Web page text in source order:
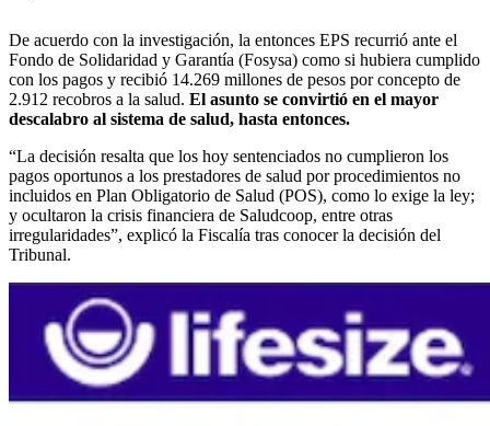
De acuerdo con la investigación, la entonces EPS recurrió ante el
Fondo de Solidaridad y Garantía (Fosysa) como si hubiera cumplido
con los pagos y recibió 14.269 millones de pesos por concepto de
2.912 recobros a la salud. El asunto se convirtió en el mayor
descalabro al sistema de salud, hasta entonces.
“La decisión resalta que los hoy sentenciados no cumplieron los
pagos oportunos a los prestadores de salud por procedimientos no
incluidos en Plan Obligatorio de Salud (POS), como lo exige la ley;
y ocultaron la crisis financiera de Saludcoop, entre otras
irregularidades”, explicó la Fiscalía tras conocer la decisión del
Tribunal.